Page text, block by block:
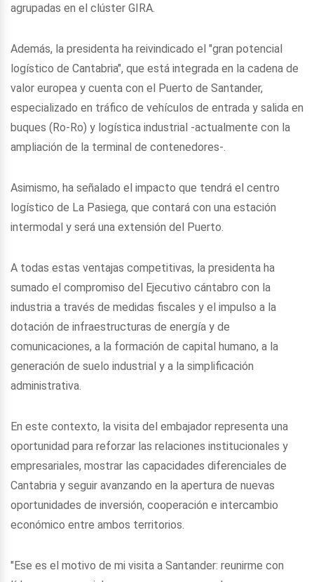
agrupadas en el clúster GIRA.
Además, la presidenta ha reivindicado el "gran potencial
logístico de Cantabria", que está integrada en la cadena de
valor europea y cuenta con el Puerto de Santander,
especializado en tráfico de vehículos de entrada y salida en
buques (Ro-Ro) y logística industrial -actualmente con la
ampliación de la terminal de contenedores-.
Asimismo, ha señalado el impacto que tendrá el centro
logístico de La Pasiega, que contará con una estación
intermodal y será una extensión del Puerto.
A todas estas ventajas competitivas, la presidenta ha
sumado el compromiso del Ejecutivo cántabro con la
industria a través de medidas fiscales y el impulso a la
dotación de infraestructuras de energía y de
comunicaciones, a la formación de capital humano, a la
generación de suelo industrial y a la simplificación
administrativa.
En este contexto, la visita del embajador representa una
oportunidad para reforzar las relaciones institucionales y
empresariales, mostrar las capacidades diferenciales de
Cantabria y seguir avanzando en la apertura de nuevas
oportunidades de inversión, cooperación e intercambio
económico entre ambos territorios.
"Ese es el motivo de mi visita a Santander: reunirme con